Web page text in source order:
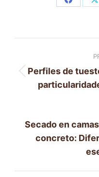
Share
navigation
Perfiles de
Secado en
concreto: